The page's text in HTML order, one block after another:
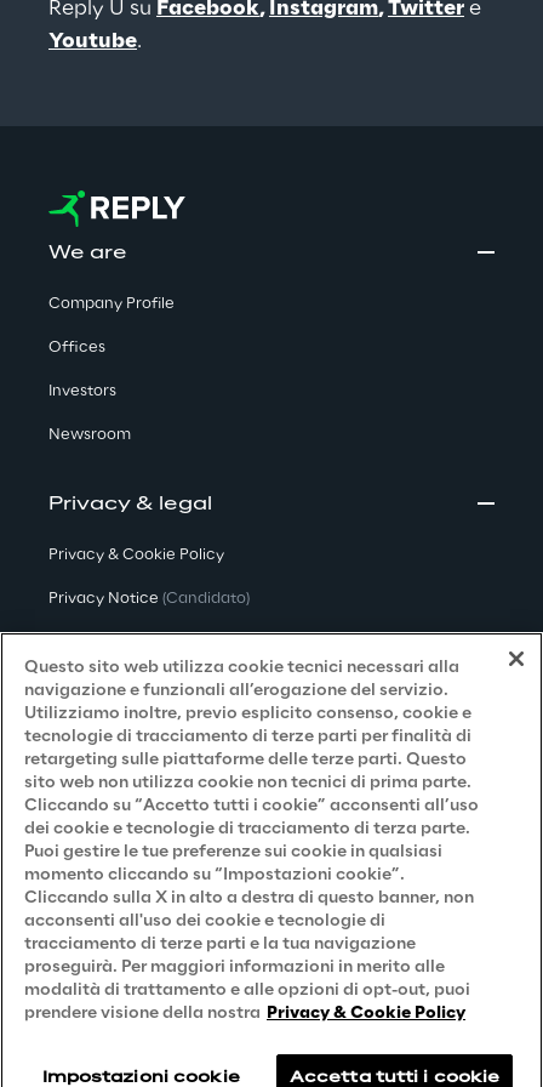
Reply U su Facebook, Instagram, Twitter e
Youtube.
We are
Company Profile
Offices
Investors
Newsroom
Privacy & legal
Privacy & Cookie Policy
Privacy Notice (Candidato)
Privacy Notice(Fornitore)
Privacy Notice (Marketing)
Accessibilità
Careers
Contacts
Reply © 2026
Questo sito web utilizza cookie tecnici necessari alla
navigazione e funzionali all’erogazione del servizio.
Utilizziamo inoltre, previo esplicito consenso, cookie e
tecnologie di tracciamento di terze parti per finalità di
retargeting sulle piattaforme delle terze parti. Questo
sito web non utilizza cookie non tecnici di prima parte.
Cliccando su “Accetto tutti i cookie” acconsenti all’uso
dei cookie e tecnologie di tracciamento di terza parte.
Puoi gestire le tue preferenze sui cookie in qualsiasi
momento cliccando su “Impostazioni cookie”.
Cliccando sulla X in alto a destra di questo banner, non
acconsenti all'uso dei cookie e tecnologie di
tracciamento di terze parti e la tua navigazione
proseguirà. Per maggiori informazioni in merito alle
modalità di trattamento e alle opzioni di opt-out, puoi
prendere visione della nostra Privacy & Cookie Policy
Impostazioni cookie Accetta tutti i cookie